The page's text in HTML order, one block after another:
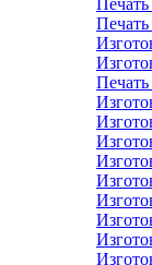
Печать
Печать